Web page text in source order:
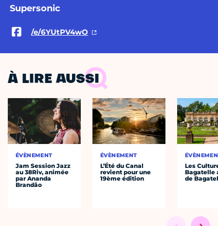
Supersonic
/e/6YUtPV4wO
À LIRE AUSSI
ÉVÈNEMENT
Jam Session Jazz
au 38Riv, animée
par Ananda
Brandão
ÉVÈNEMENT
L’Été du Canal
revient pour une
19ème édition
Les
Bagatelle
de